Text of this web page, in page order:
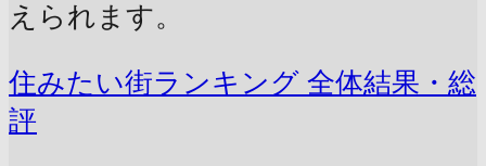
えられます。
住みたい街ランキング 全体結果・総
評